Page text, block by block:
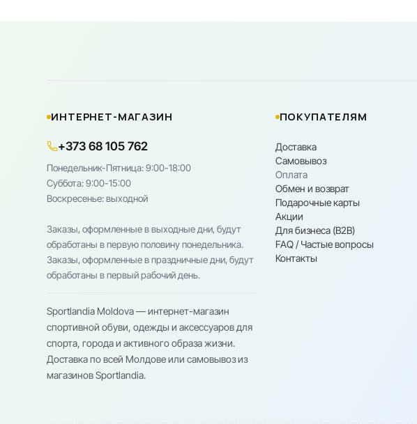
ИНТЕРНЕТ-МАГАЗИН
+373 68 105 762
Понедельник-Пятница: 9:00-18:00
Cуббота: 9:00-15:00
Воскресенье: выходной
Заказы, оформленные в выходные дни, будут
обработаны в первую половину понедельника.
Заказы, оформленные в праздничные дни, будут
обработаны в первый рабочий день.
Sportlandia Moldova — интернет-магазин
спортивной обуви, одежды и аксессуаров для
спорта, города и активного образа жизни.
Доставка по всей Молдове или самовывоз из
магазинов Sportlandia.
ПОКУПАТЕЛЯМ
Доставка
Самовывоз
Оплата
Обмен и возврат
Подарочные карты
Акции
Для бизнеса (B2B)
FAQ / Частые вопросы
Контакты